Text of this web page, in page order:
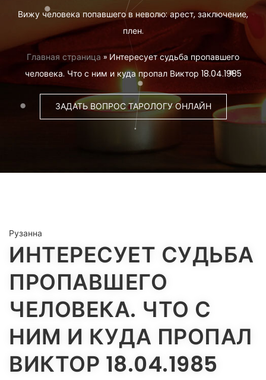
Вижу человека попавшего в неволю: арест, заключение,
плен.
Главная страница »Интересует судьба пропавшего
человека. Что с ним и куда пропал Виктор 18.04.1985
ЗАДАТЬ ВОПРОС ТАРОЛОГУ ОНЛАЙН
Рузанна
ИНТЕРЕСУЕТ СУДЬБА
ПРОПАВШЕГО
ЧЕЛОВЕКА. ЧТО С
НИМ И КУДА ПРОПАЛ
ВИКТОР 18.04.1985